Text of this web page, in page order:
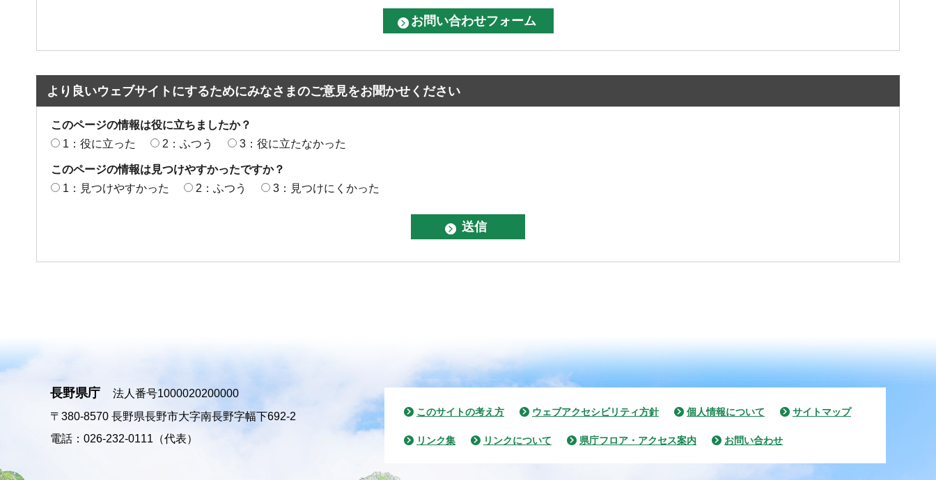
より良いウェブサイトにするためにみなさまのご意見をお聞かせください
このページの情報は役に立ちましたか？
1：役に立った
2：ふつう 3：役に立たなかった
このページの情報は見つけやすかったですか？
1：見つけやすかった
2：ふつう 3：見つけにくかった
長野県庁
法人番号1000020200000
〒380-8570 長野県長野市大字南長野字幅下692-2
電話：026-232-0111（代表）
このサイトの考え方 ウェブアクセシビリティ方針 個人情報について サイトマップ
リンク集 リンクについて 県庁フロア・アクセス案内 お問い合わせ